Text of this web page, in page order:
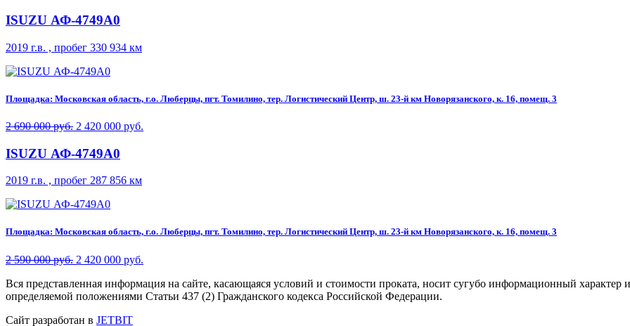
ISUZU АФ-4749A0
2019 г.в. , пробег 330 934 км
Площадка: Московская область, г.о. Люберцы, пгт. Томилино, тер. Логистический Центр, ш. 23-й км Новорязанского, к. 16, помещ. 3
2 690 000 руб. 2 420 000 руб.
ISUZU АФ-4749A0
2019 г.в. , пробег 287 856 км
Площадка: Московская область, г.о. Люберцы, пгт. Томилино, тер. Логистический Центр, ш. 23-й км Новорязанского, к. 16, помещ. 3
2 590 000 руб. 2 420 000 руб.
Вся представленная информация на сайте, касающаяся условий и стоимости проката, носит сугубо информационный характер
определяемой положениями Статьи 437 (2) Гражданского кодекса Российской Федерации.
Сайт разработан в JETBIT